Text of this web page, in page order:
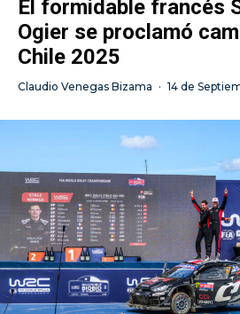
El formidable francés
Ogier se proclamó
Chile 2025
Claudio Venegas Bizama · 14 de